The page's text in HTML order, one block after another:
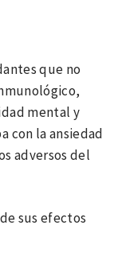
que no
mental y
con la ansiedad
adversos del
sus efectos